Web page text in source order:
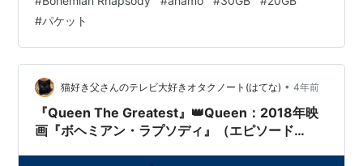
代金を払うことなく、 ネット接続ができますよ。」 との
ことでした。 今回、低速での接続ができなかったのは、
「モバイルデータ通信」が オフになっていたことが 直接
の原因でした。 「モバイルデータ通信」をオンにして、
ネット接続が回復しました。 8月に当時の20G…
#パケット
猫好き父さんのテレビ大好きオタクノート(はてな) • 4年前
『Queen The Greatest』👑Queen：2018年映
画『ボヘミアン・ラプソディ』（エピソード